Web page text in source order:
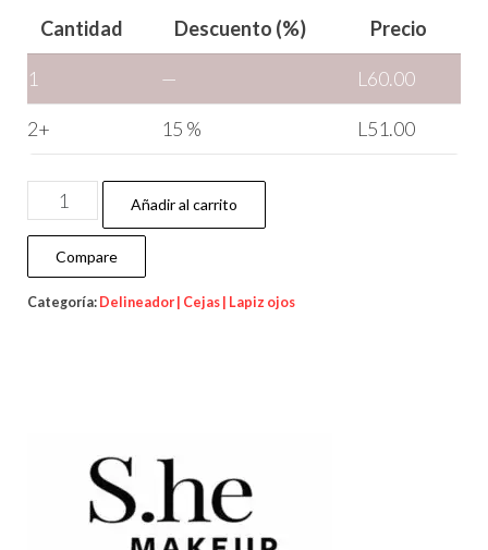
Cantidad Descuento (%) Precio
1 — L 60.00
2+ 15 % L 51.00
Añadir al carrito
Compare
Categoría: Delineador | Cejas | Lapiz ojos